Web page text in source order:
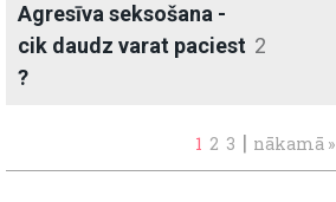
Agresīva seksošana -
cik daudz varat paciest
?
2
1 2 3 | nākamā »